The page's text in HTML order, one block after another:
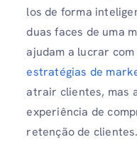
los de forma
duas faces de uma
ajudam a lucrar
estratégias de
atrair clientes, mas
experiência de
retenção de clientes.